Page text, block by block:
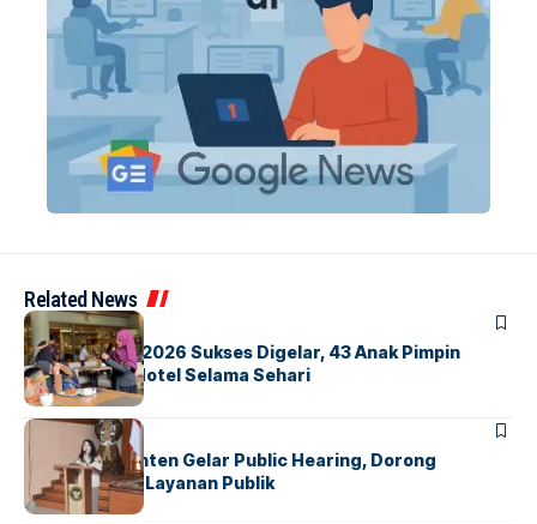
Related News
BERITAINDEX
GM For A Day 2026 Sukses Digelar, 43 Anak Pimpin
Operasional Hotel Selama Sehari
BANDARA BERITA
Karantina Banten Gelar Public Hearing, Dorong
Transparansi Layanan Publik